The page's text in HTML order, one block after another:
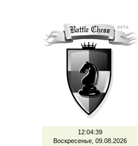
12:04:39
Воскресенье, 09.08.2026